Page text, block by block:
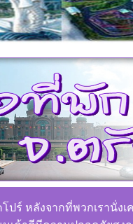
ปร์ หลังจากที่พวกเรานั่ง